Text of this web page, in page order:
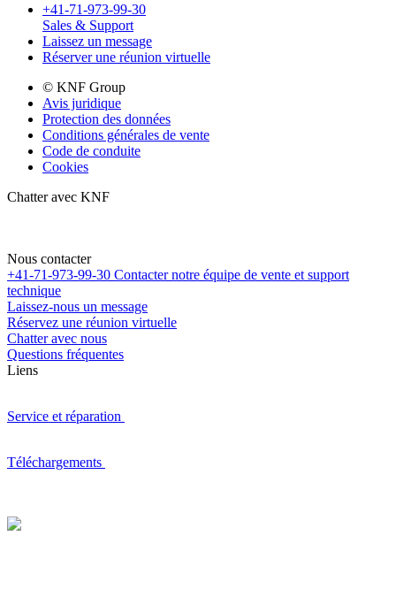
+41-71-973-99-30
Sales & Support
Laissez un message
Réserver une réunion virtuelle
© KNF Group
Avis juridique
Protection des données
Conditions générales de vente
Code de conduite
Cookies
Chatter avec KNF
Nous contacter
+41-71-973-99-30 Contacter notre équipe de vente et support
technique
Laissez-nous un message
Réservez une réunion virtuelle
Chatter avec nous
Questions fréquentes
Liens
Service et réparation
Téléchargements